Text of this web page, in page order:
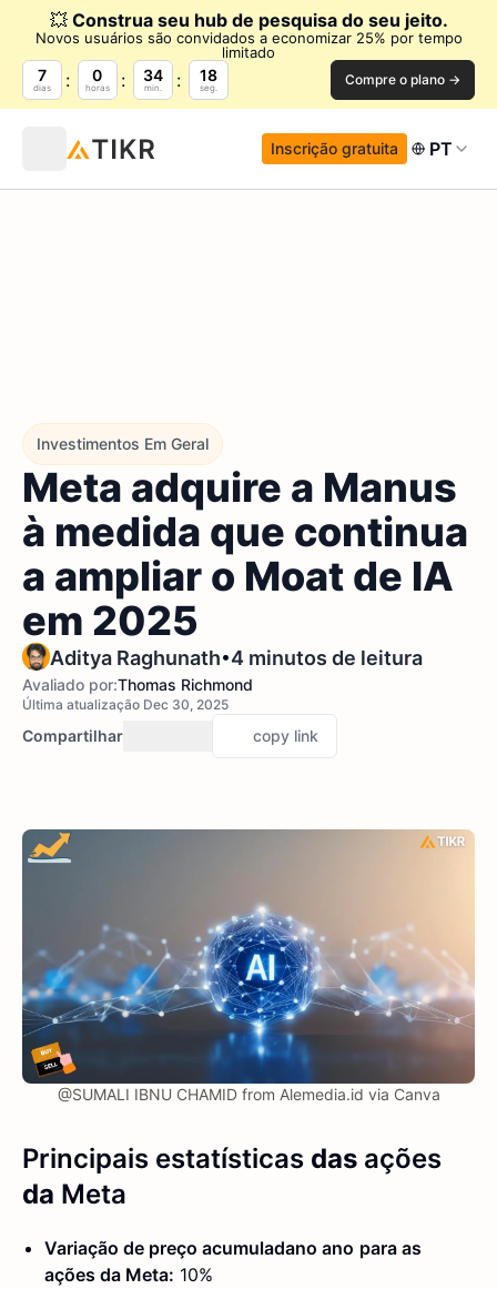
💥 Construa seu hub de pesquisa do seu jeito.
Novos usuários são convidados a economizar 25% por tempo
limitado
7
dias
0
horas
34
min.
17
seg. Compre o plano →
Inscrição gratuita PT
Investimentos Em Geral
Meta adquire a Manus
à medida que continua
a ampliar o Moat de IA
em 2025
Aditya Raghunath•4 minutos de leitura
Avaliado por:Thomas Richmond
Última atualização Dec 30, 2025
Compartilhar copy link
@SUMALI IBNU CHAMID from Alemedia.id via Canva
Principais estatísticas das ações
da Meta
Variação de preço acumuladano ano para as
ações da Meta: 10%